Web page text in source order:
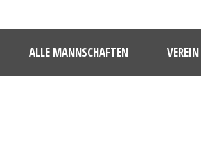
ALLE MANNSCHAFTEN VEREIN